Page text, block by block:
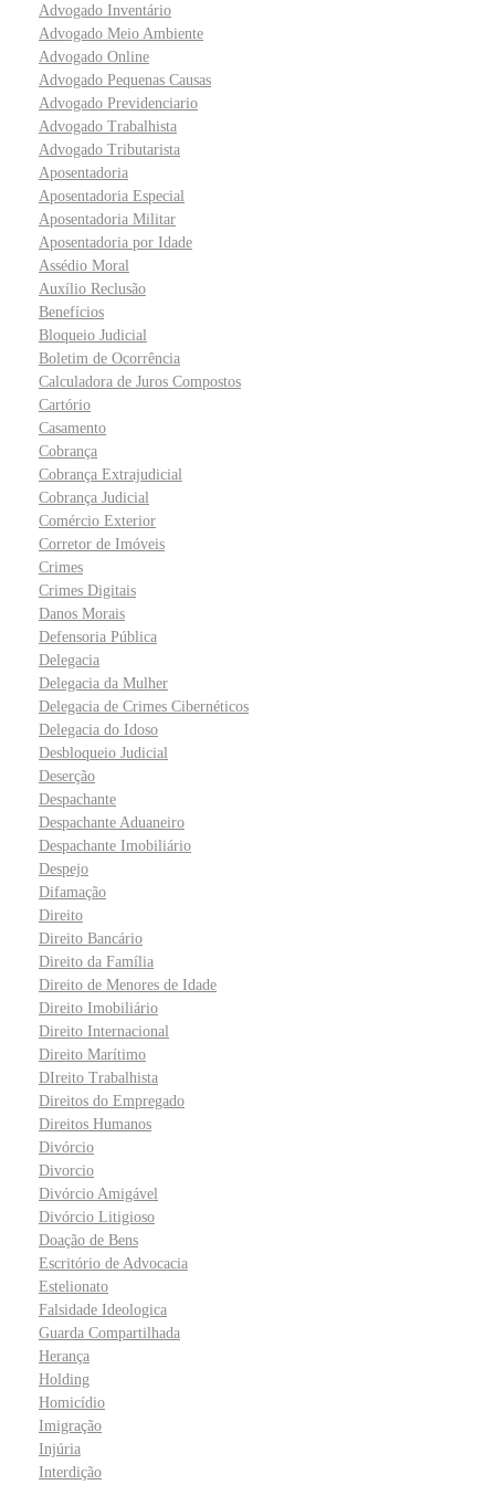
Advogado Inventário
Advogado Meio Ambiente
Advogado Online
Advogado Pequenas Causas
Advogado Previdenciario
Advogado Trabalhista
Advogado Tributarista
Aposentadoria
Aposentadoria Especial
Aposentadoria Militar
Aposentadoria por Idade
Assédio Moral
Auxílio Reclusão
Benefícios
Bloqueio Judicial
Boletim de Ocorrência
Calculadora de Juros Compostos
Cartório
Casamento
Cobrança
Cobrança Extrajudicial
Cobrança Judicial
Comércio Exterior
Corretor de Imóveis
Crimes
Crimes Digitais
Danos Morais
Defensoria Pública
Delegacia
Delegacia da Mulher
Delegacia de Crimes Cibernéticos
Delegacia do Idoso
Desbloqueio Judicial
Deserção
Despachante
Despachante Aduaneiro
Despachante Imobiliário
Despejo
Difamação
Direito
Direito Bancário
Direito da Família
Direito de Menores de Idade
Direito Imobiliário
Direito Internacional
Direito Marítimo
DIreito Trabalhista
Direitos do Empregado
Direitos Humanos
Divórcio
Divorcio
Divórcio Amigável
Divórcio Litigioso
Doação de Bens
Escritório de Advocacia
Estelionato
Falsidade Ideologica
Guarda Compartilhada
Herança
Holding
Homicídio
Imigração
Injúria
Interdição